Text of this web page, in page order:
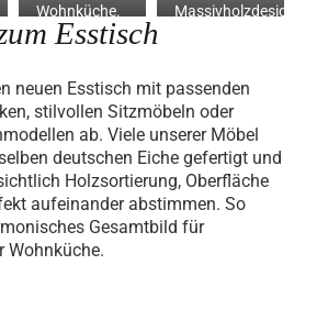
Wohnküche.
Massivholzdesign.
Esstisch
neuen Esstisch mit passenden
stilvollen Sitzmöbeln oder
ab. Viele unserer Möbel
deutschen Eiche gefertigt und
Holzsortierung, Oberfläche
aufeinander abstimmen. So
Gesamtbild für
Wohnküche.